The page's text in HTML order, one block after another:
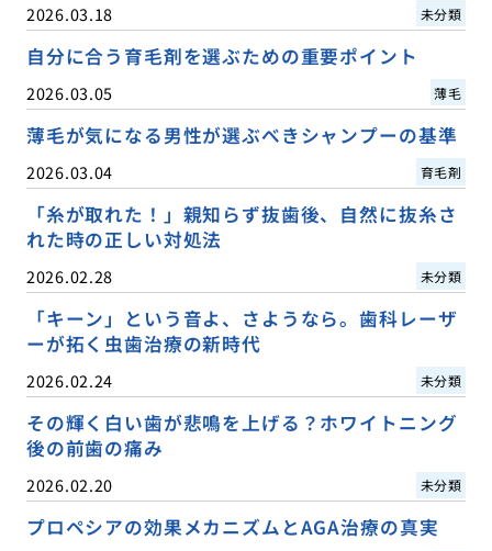
2026.03.18 未分類
自分に合う育毛剤を選ぶための重要ポイント
2026.03.05 薄毛
薄毛が気になる男性が選ぶべきシャンプーの基準
2026.03.04 育毛剤
「糸が取れた！」親知らず抜歯後、自然に抜糸さ
れた時の正しい対処法
2026.02.28 未分類
「キーン」という音よ、さようなら。歯科レーザ
ーが拓く虫歯治療の新時代
2026.02.24 未分類
その輝く白い歯が悲鳴を上げる？ホワイトニング
後の前歯の痛み
2026.02.20 未分類
プロペシアの効果メカニズムとAGA治療の真実